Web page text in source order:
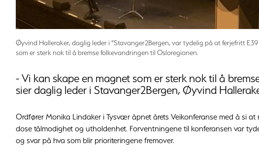
Øyvind Halleraker, daglig leder i "Stavanger2Bergen, var tydelig på at ferjefritt
som er sterk nok til å bremse folkevandringen til Osloregionen.
- Vi kan skape en magnet som er sterk nok til å
sier daglig leder i Stavanger2Bergen, Øyvind
Ordfører Monika Lindaker i Tysvær åpnet årets Veikonferanse med å si
dose tålmodighet og utholdenhet. Forventningene til konferansen var
og svar på hva som blir prioriteringene fremover.